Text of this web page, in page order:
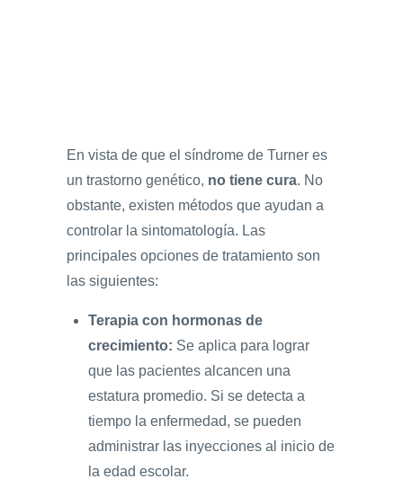
En vista de que el síndrome de Turner es
un trastorno genético, no tiene cura. No
obstante, existen métodos que ayudan a
controlar la sintomatología. Las
principales opciones de tratamiento son
las siguientes:
Terapia con hormonas de
crecimiento: Se aplica para lograr
que las pacientes alcancen una
estatura promedio. Si se detecta a
tiempo la enfermedad, se pueden
administrar las inyecciones al inicio de
la edad escolar.